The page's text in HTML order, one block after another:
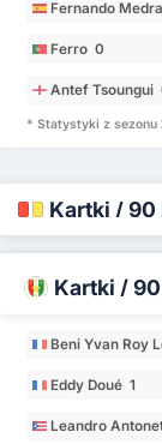
Fernando
Ferro 0
Antef Tsoungui
* Statystyki z sezonu
Kartki / 90
Kartki /
Beni Yvan Roy
Eddy Doué 1
Leandro